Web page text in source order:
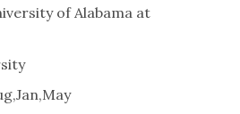
of Alabama at